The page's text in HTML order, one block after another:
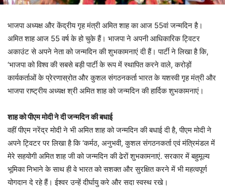
भाजपा अध्यक्ष और केंद्रीय गृह मंत्री अमित शाह का आज 55वां जन्मदिन है।
अमित शाह आज 55 वर्ष के हो चुके हैं। भाजपा ने अपनी आधिकारिक ट्विटर
अकाउंट से अपने नेता को जन्मदिन की शुभकामनाएं दी हैं। पार्टी ने लिखा है कि,
‘भाजपा को विश्व की सबसे बड़ी पार्टी के रूप में स्थापित करने वाले, करोड़ों
कार्यकर्ताओं के प्रेरणास्रोत और कुशल संगठनकर्ता भारत के यशस्वी गृह मंत्री और
भाजपा राष्ट्रीय अध्यक्ष श्री अमित शाह को जन्मदिन की हार्दिक शुभकामनाएं।
शाह को पीएम मोदी ने दी जन्मदिन की बधाई
वहीं पीएम नरेंद्र मोदी ने भी अमित शाह को जन्मदिन की बधाई दी है, पीएम मोदी ने
अपने ट्विटर पर लिखा है कि ‘कर्मठ, अनुभवी, कुशल संगठनकर्ता एवं मंत्रिमंडल में
मेरे सहयोगी अमित शाह जी को जन्मदिन की ढेरों शुभकामनाएं. सरकार में बहुमूल्य
भूमिका निभाने के साथ ही वे भारत को सशक्त और सुरक्षित करने में भी महत्वपूर्ण
योगदान दे रहे हैं। ईश्वर उन्हें दीर्घायु करे और सदा स्वस्थ रखे।